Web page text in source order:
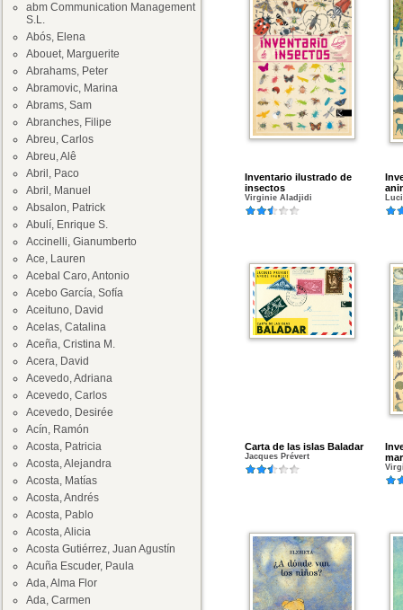
abm Communication Management
S.L.
Abós, Elena
Abouet, Marguerite
Abrahams, Peter
Abramovic, Marina
Abrams, Sam
Abranches, Filipe
Abreu, Carlos
Abreu, Alê
Abril, Paco
Abril, Manuel
Absalon, Patrick
Abulí, Enrique S.
Accinelli, Gianumberto
Ace, Lauren
Acebal Caro, Antonio
Acebo García, Sofía
Aceituno, David
Acelas, Catalina
Aceña, Cristina M.
Acera, David
Acevedo, Adriana
Acevedo, Carlos
Acevedo, Desirée
Acín, Ramón
Acosta, Patricia
Acosta, Alejandra
Acosta, Matías
Acosta, Andrés
Acosta, Pablo
Acosta, Alicia
Acosta Gutiérrez, Juan Agustín
Acuña Escuder, Paula
Ada, Alma Flor
Ada, Carmen
Inventario ilustrado de
insectos
Virginie Aladjidi
Carta de las islas Baladar
Jacques Prévert